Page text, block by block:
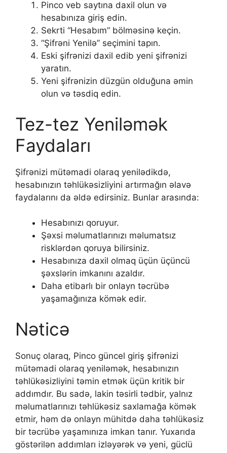
Pinco veb saytına daxil olun və
hesabınıza giriş edin.
Sekrti “Hesabım” bölməsinə keçin.
“Şifrəni Yenilə” seçimini tapın.
Eski şifrənizi daxil edib yeni şifrənizi
yaratın.
Yeni şifrənizin düzgün olduğuna əmin
olun və təsdiq edin.
Tez-tez Yeniləmək
Faydaları
Şifrənizi mütəmadi olaraq yenilədikdə,
hesabınızın təhlükəsizliyini artırmağın əlavə
faydalarını da əldə edirsiniz. Bunlar arasında:
Hesabınızı qoruyur.
Şəxsi məlumatlarınızı məlumatsız
risklərdən qoruya bilirsiniz.
Hesabınıza daxil olmaq üçün üçüncü
şəxslərin imkanını azaldır.
Daha etibarlı bir onlayn təcrübə
yaşamağınıza kömək edir.
Nəticə
Sonuç olaraq, Pinco güncel giriş şifrənizi
mütəmadi olaraq yeniləmək, hesabınızın
təhlükəsizliyini təmin etmək üçün kritik bir
addımdır. Bu sadə, lakin təsirli tədbir, yalnız
məlumatlarınızı təhlükəsiz saxlamağa kömək
etmir, həm də onlayn mühitdə daha təhlükəsiz
bir təcrübə yaşamınıza imkan tanır. Yuxarıda
göstərilən addımları izləyərək və yeni, güclü